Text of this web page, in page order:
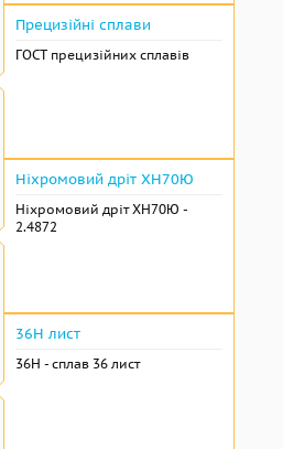
Прецизійні сплави
ГОСТ прецизійних сплавів
Ніхромовий дріт ХН70Ю
Ніхромовий дріт ХН70Ю -
2.4872
36Н лист
36Н - сплав 36 лист